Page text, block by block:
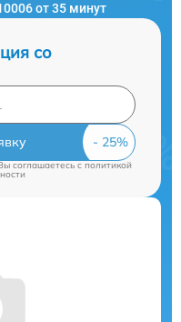
от 35 минут
со
соглашаетесь cполитикой